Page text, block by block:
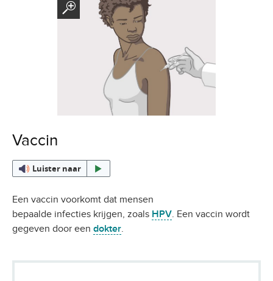
Vaccin
Luister naar
Een vaccin voorkomt dat mensen
bepaalde infecties krijgen, zoals HPV. Een vaccin wordt
gegeven door een dokter.